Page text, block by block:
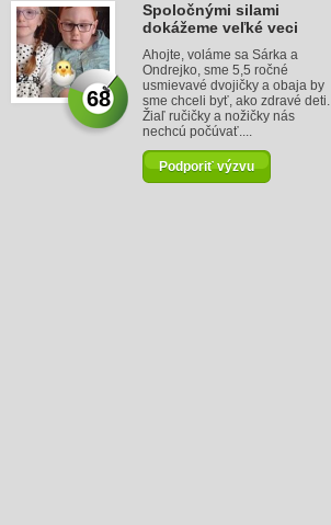
68
Spoločnými silami
dokážeme veľké veci
Ahojte, voláme sa Sárka a
Ondrejko, sme 5,5 ročné
usmievavé dvojičky a obaja by
sme chceli byť, ako zdravé deti.
Žiaľ ručičky a nožičky nás
nechcú počúvať....
Podporiť výzvu